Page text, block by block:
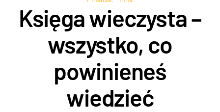
Księga wieczysta –
wszystko, co
powinieneś
wiedzieć